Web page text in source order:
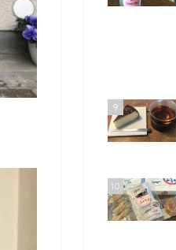
9
10